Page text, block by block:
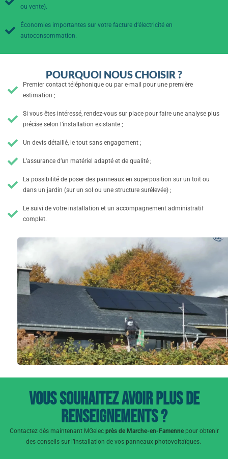
ou vente).
Économies importantes sur votre facture d’électricité en
autoconsommation.
POURQUOI NOUS CHOISIR ?
Premier contact téléphonique ou par e-mail pour une première
estimation ;
Si vous êtes intéressé, rendez-vous sur place pour faire une analyse plus
précise selon l’installation existante ;
Un devis détaillé, le tout sans engagement ;
L’assurance d’un matériel adapté et de qualité ;
La possibilité de poser des panneaux en superposition sur un toit ou
dans un jardin (sur un sol ou une structure surélevée) ;
Le suivi de votre installation et un accompagnement administratif
complet.
Vous souhaitez avoir plus de
renseignements ?
Contactez dès maintenant MGelec près de Marche-en-Famennepour obtenir
des conseils sur l’installation de vos panneaux photovoltaïques.